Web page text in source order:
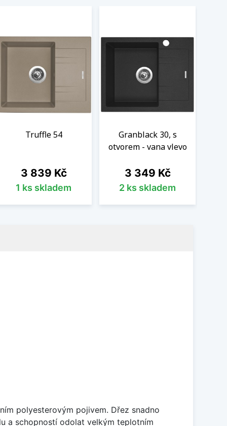
Truffle 54
Cena
3 839 Kč
1 ks skladem
Granblack 30, s
otvorem - vana vlevo
Cena
3 349 Kč
2 ks skladem
polyesterovým pojivem. Dřez snadno
a schopností odolat velkým teplotním